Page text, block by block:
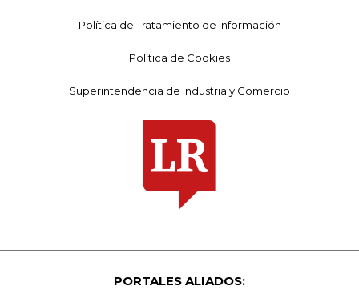
Política de Tratamiento de Información
Política de Cookies
Superintendencia de Industria y Comercio
PORTALES ALIADOS: